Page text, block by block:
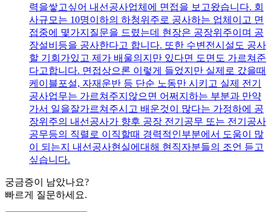
력을쌓고싶어 내선공사업체에 면접을 보고왔습니다. 회
사규모는 10명이하의 하청위주로 공사하는 업체이고 면
접중에 몇가지질문을 드렸는데 현장은 공장위주이며 공
장설비등을 공사한다고 합니다. 또한 수변전시설도 공사
할 기회가있고 제가 배울의지만 있다면 도면도 가르쳐준
다고합니다. 면접상으론 이렇게 들었지만 실제로 갔을때
케이블포설, 자재운반 등 단순 노동만 시키고 실제 전기
공사업무는 가르쳐주지않으면 어쩌지하는 부분과 만약
가서 일을잘가르쳐주시고 배운것이 많다는 가정하에 공
장위주의 내선공사가 향후 공장 전기공무 또는 전기공사
공무등의 직렬로 이직할때 경력적인부분에서 도움이 많
이 되는지 내선공사현실에대해 현직자분들의 조언 듣고
싶습니다.
궁금증이 남았나요?
빠르게 질문하세요.